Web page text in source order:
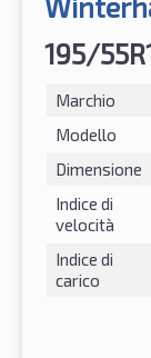
195/
Marchio
Modello
Dimensione
Indice di
velocità
Indice di
carico